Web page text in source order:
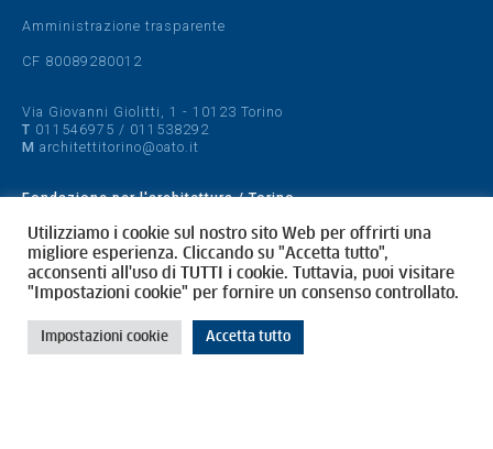
Amministrazione trasparente
CF 80089280012
Via Giovanni Giolitti, 1 - 10123 Torino
T 011546975 / 011538292
M architettitorino@oato.it
Fondazione per l'architettura / Torino
Designed by quattrolinee.it
Cookie Policy
Privacy Policy
Utilizziamo i cookie sul nostro sito Web per offrirti una
migliore esperienza. Cliccando su "Accetta tutto",
acconsenti all'uso di TUTTI i cookie. Tuttavia, puoi visitare
"Impostazioni cookie" per fornire un consenso controllato.
Impostazioni cookie Accetta tutto